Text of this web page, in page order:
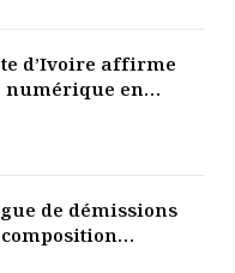
d’Ivoire affirme
numérique en
de démissions